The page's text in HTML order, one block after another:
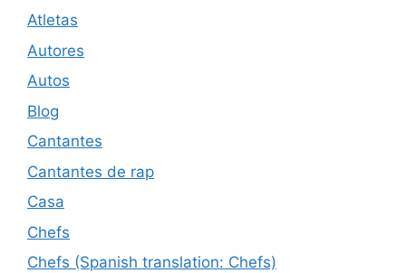
Atletas
Autores
Autos
Blog
Cantantes
Cantantes de rap
Casa
Chefs
Chefs (Spanish translation: Chefs)